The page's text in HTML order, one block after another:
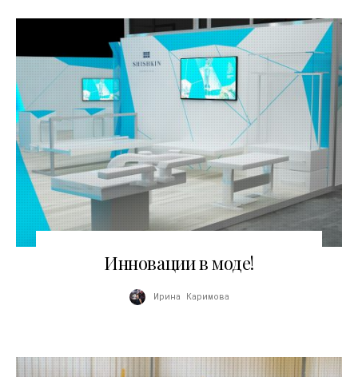
06.07.2017
Инновации в моде!
Ирина Каримова